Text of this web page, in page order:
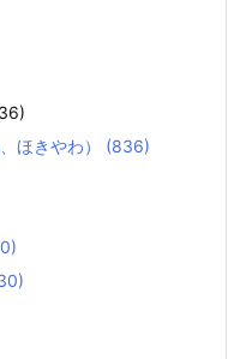
ほきやわ） (836)